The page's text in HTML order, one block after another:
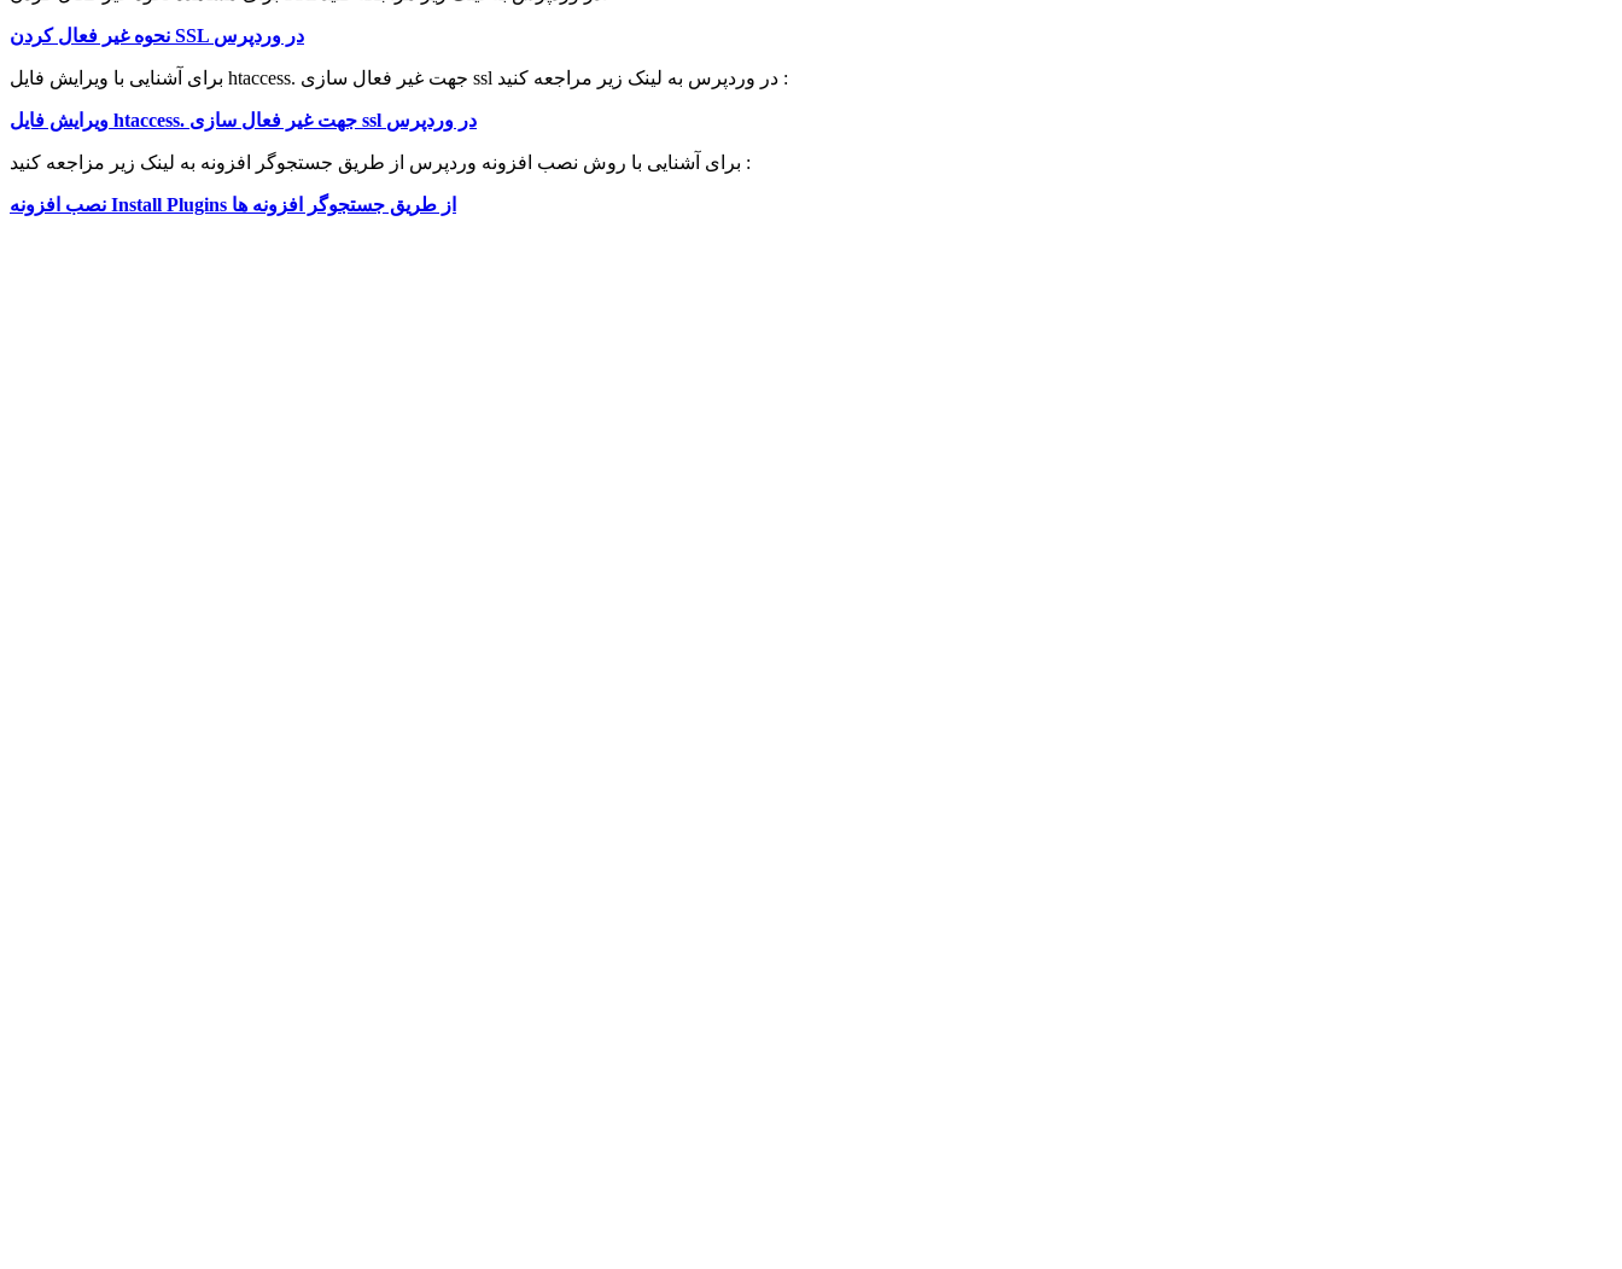
نحوه غیر فعال کردن SSL در وردپرس
برای آشنایی با ویرایش فایل htaccess. جهت غیر فعال سازی ssl در وردپرس به لینک زیر مراجعه کنید :
ویرایش فایل htaccess. ssl در وردپرس
برای آشنایی با روش نصب افزونه وردپرس از طریق جستجوگر افزونه به لینک زیر مزاجعه کنید :
نصب افزونه Install Plugins از طریق جستجوگر افزونه ها